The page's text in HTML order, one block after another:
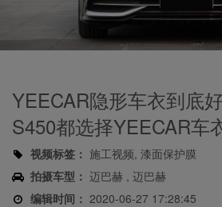
YEECAR隐形车衣到底
S450都选择YEECAR车
视频标签： 施工视频, 漆面保护膜
拍摄车型： 迈巴赫 , 迈巴赫
编辑时间： 2020-06-27 17:28:45